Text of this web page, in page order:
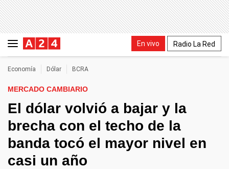
En vivo Radio La Red
Economía Dólar BCRA
MERCADO CAMBIARIO
El dólar volvió a bajar y la
brecha con el techo de la
banda tocó el mayor nivel en
casi un año